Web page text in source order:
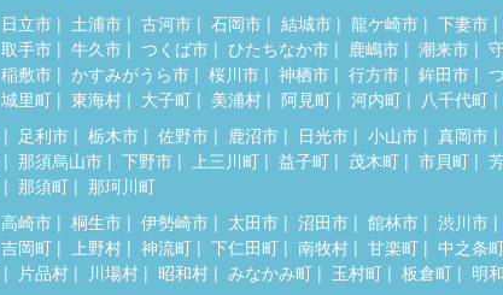
日立市 土浦市 古河市 石岡市 結城市 龍ケ崎市
下妻市
取手市 牛久市 つくば市 ひたちなか市 鹿嶋市 潮来市
稲敷市 かすみがうら市 桜川市 神栖市 行方市 鉾田市
城里町 東海村 大子町 美浦村 阿見町 河内町 八千代町
足利市 栃木市 佐野市 鹿沼市 日光市 小山市
真岡市
那須烏山市 下野市 上三川町 益子町 茂木町 市貝町
那須町 那珂川町
高崎市 桐生市 伊勢崎市 太田市 沼田市 館林市
渋川市
吉岡町 上野村 神流町 下仁田町 南牧村 甘楽町
中之条
片品村 川場村 昭和村 みなかみ町 玉村町 板倉町 明